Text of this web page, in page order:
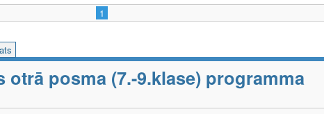
1
otrā posma (7.-9.klase) programma